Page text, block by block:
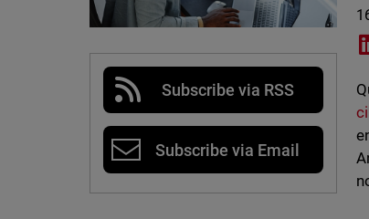
Subscribe via RSS
Subscribe via Email